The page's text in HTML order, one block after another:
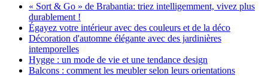
« Sort & Go » de Brabantia: triez intelligemment, vivez plus
durablement !
Égayez votre intérieur avec des couleurs et de la déco
Décoration d'automne élégante avec des jardinières
intemporelles
Hygge : un mode de vie et une tendance design
Balcons : comment les meubler selon leurs orientations